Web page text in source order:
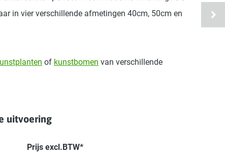
in vier verschillende afmetingen 40cm, 50cm en
of kunstbomen van verschillende
uitvoering
Prijs excl.BTW*